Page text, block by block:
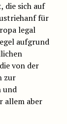
die sich auf
für
legal
aufgrund
von der
zur
und
allem aber